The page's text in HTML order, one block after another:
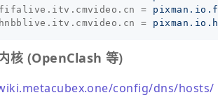
=
=
核 (OpenClash 等)
config/dns/hosts/